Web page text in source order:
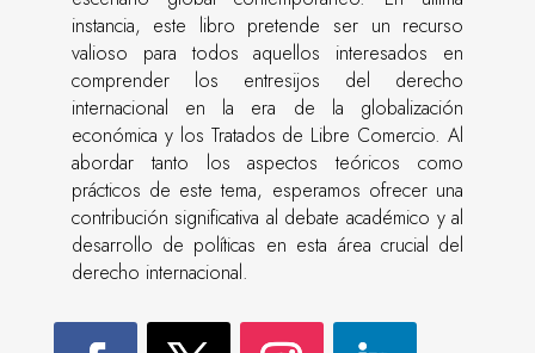
instancia, este libro pretende ser un recurso
valioso para todos aquellos interesados en
comprender los entresijos del derecho
internacional en la era de la globalización
económica y los Tratados de Libre Comercio. Al
abordar tanto los aspectos teóricos como
prácticos de este tema, esperamos ofrecer una
contribución significativa al debate académico y al
desarrollo de políticas en esta área crucial del
derecho internacional.